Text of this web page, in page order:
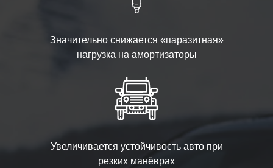
Значительно снижается «паразитная»
нагрузка на амортизаторы
Увеличивается устойчивость авто при
резких манёврах